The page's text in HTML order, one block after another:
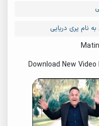
نام پری دریایی
Download New